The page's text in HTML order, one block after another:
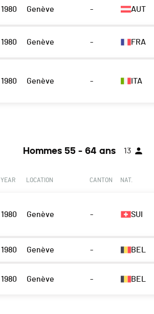
1980 Genève - AUT
1980 Genève - FRA
1980 Genève - ITA
Hommes 55 - 64 ans 13
YEAR LOCATION CANTON NAT.
1980 Genève - SUI
1980 Genève - BEL
1980 Genève - BEL